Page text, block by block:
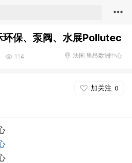
保、泵阀、水展Pollutec
114 法国 里昂欧洲中心
加关注 0